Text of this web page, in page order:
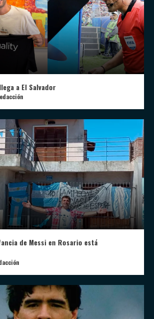
a El Salvador
de Messi en Rosario está